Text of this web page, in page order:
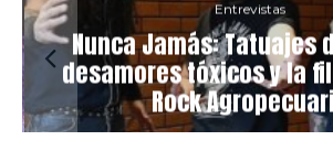
Entrevistas
Nunca Jamás: Tatuajes
desamores tóxicos y la
Rock